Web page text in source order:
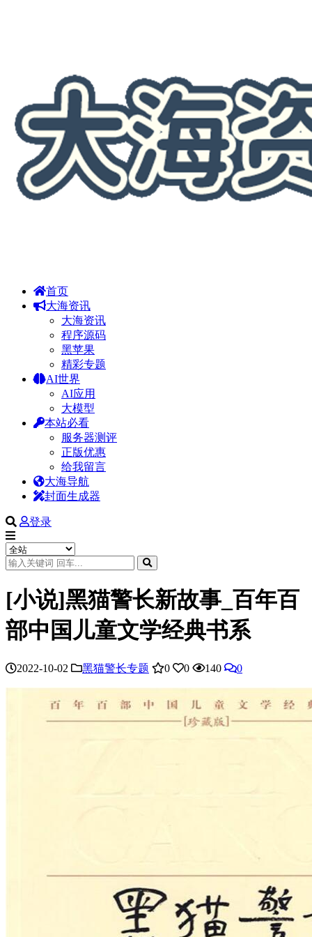
首页
大海资讯
大海资讯
程序源码
黑苹果
精彩专题
AI世界
AI应用
大模型
本站必看
服务器测评
正版优惠
给我留言
大海导航
封面生成器
登录
[小说]黑猫警长新故事_百年百
部中国儿童文学经典书系
2022-10-02 黑猫警长专题 0 0 140 0